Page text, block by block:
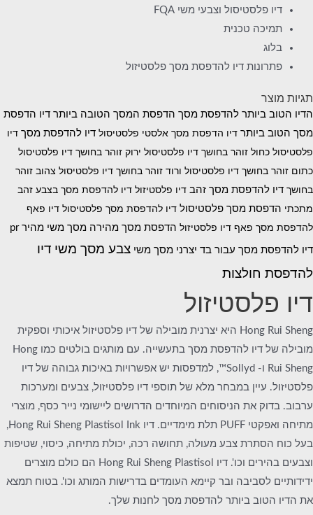
דיו פלסטיסול וצבעי משי FQA
תמיכה טכנית
בלוג
פתרונות דיו להדפסת מסך פלסטיזול
תגיות מוצר
הדיו הטוב ביותר להדפסת מסך הדפסת המסך הטובה ביותר דיו הדפסת
מסך הטוב ביותר דיו הדפסת מסך אלסטי פלסטיסול דיו להדפסת מסך דיו
פלסטיסול כחול זוהר בחושך דיו פלסטיסול ירוק זוהר בחושך דיו פלסטיסול
כתום זוהר בחושך דיו פלסטיסול ורוד זוהר בחושך דיו פלסטיסול צהוב זוהר
בחושך דיו להדפסת מסך זהב דיו פלסטיזול דיו להדפסת מסך בצבע זהב
מתכתי הדפסת מסך פלסטיסול דיו להדפסת מסך פלסטיסול דיו פאף
להדפסת מסך פאף דיו פלסטיזול הדפסת מסך מהירה מסך משי מהיר pr
דיו להדפסת מסך עבור בד יצרני מסך משי צבע מסך משי דיו
להדפסת חולצות
דיו פלסטיזול
Hong Rui Sheng היא יצרנית מובילה של דיו פלסטיזול איכותי וספקית
מובילה של דיו להדפסת מסך בתעשייה. עם מותגים בולטים כמו Hong
Rui Sheng ו- Sollyd™, למדפסות יש אפשרויות באיכות גבוהה של דיו
פלסטיזול. עיין במבחר מלא של תוספי דיו פלסטיזול, צבעים ומערכות
ערבוב. בדוק את הניסוחים המיוחדים הדרושים ליישומי נייר כסף, מוצרי
מתיחה ואפקטי PUFF תלת מימדיים. דיו Hong Rui Sheng Plastisol Ink,
בעל כוח הסתרת צבע מעולה, תחושה רכה, יכולת מתיחה, כיסוי, שטיפות
וצבעים בהירים וכו'. דיו Hong Rui Sheng Plastisol הם כולם מוצרים
ידידותיים לסביבה ובר קיימא העומדים בדרישות המותג וכו'. בטוח תמצא
את הדיו הטוב ביותר להדפסת מסך לחנות שלך.